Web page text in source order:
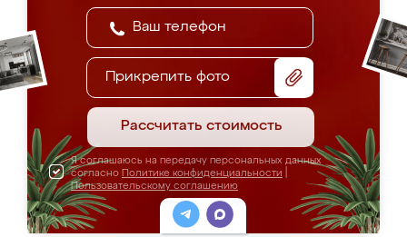
Прикрепить фото
Рассчитать стоимость
Я соглашаюсь на передачу персональных данных
согласно Политике конфиденциальности
Пользовательскому соглашению